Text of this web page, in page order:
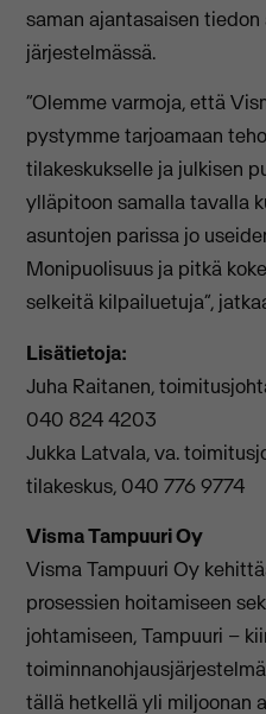
saman ajantasaisen
järjestelmässä.
“Olemme varmoja, että
pystymme tarjoamaan
tilakeskukselle ja julkisen
ylläpitoon samalla tavalla
asuntojen parissa jo
Monipuolisuus ja pitkä
selkeitä kilpailuetuja”,
Lisätietoja:
Juha Raitanen,
040 824 4203
Jukka Latvala, va.
tilakeskus, 040 776 9774
Visma Tampuuri Oy
Visma Tampuuri Oy
prosessien hoitamiseen
johtamiseen, Tampuuri –
tällä hetkellä yli miljoonan